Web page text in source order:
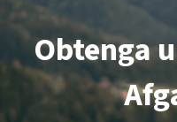
Obtenga